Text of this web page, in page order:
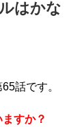
はかな
話です。
すか？